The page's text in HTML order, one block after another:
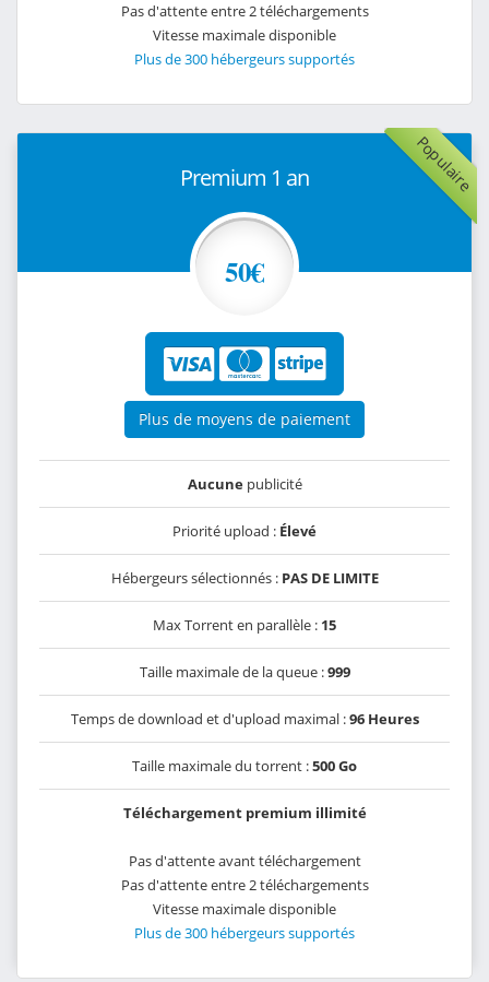
Pas d'attente entre 2 téléchargements
Vitesse maximale disponible
Plus de 300 hébergeurs supportés
Populaire
Premium 1 an
50€
Plus de moyens de paiement
Aucunepublicité
Priorité upload : Élevé
Hébergeurs sélectionnés : PAS DE LIMITE
Max Torrent en parallèle : 15
Taille maximale de la queue :999
Temps de download et d'upload maximal :96 Heures
Taille maximale du torrent :500 Go
Téléchargement premium illimité
Pas d'attente avant téléchargement
Pas d'attente entre 2 téléchargements
Vitesse maximale disponible
Plus de 300 hébergeurs supportés